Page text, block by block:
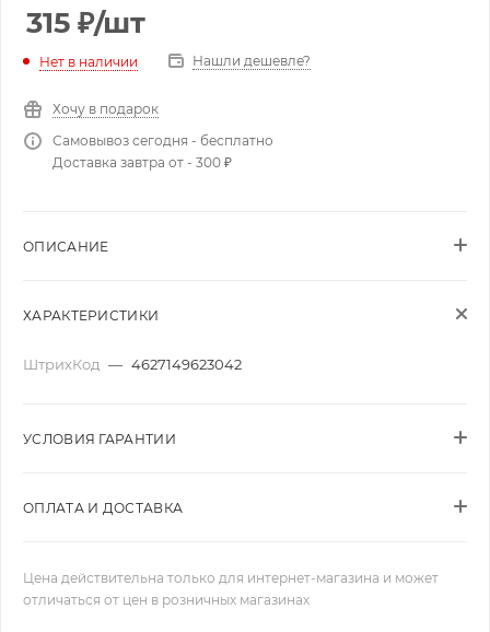
315 ₽/шт
Нет в наличии Нашли дешевле?
Хочу в подарок
Самовывоз сегодня - бесплатно
Доставка завтра от - 300 ₽
ОПИСАНИЕ
ХАРАКТЕРИСТИКИ
ШтрихКод — 4627149623042
УСЛОВИЯ ГАРАНТИИ
ОПЛАТА И ДОСТАВКА
Цена действительна только для интернет-магазина и может
отличаться от цен в розничных магазинах